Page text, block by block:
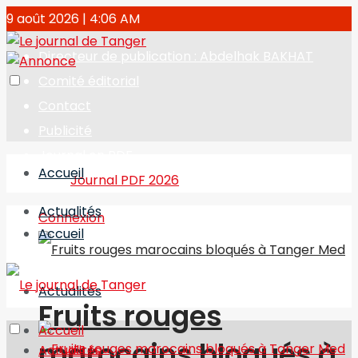
9 août 2026 | 4:06 AM
Directeur de publication : Abdelhak BAKHAT
Journal PDF 2026
Connexion
Accueil
Actualités
Fruits rouges
Accueil
Actualités
Accueil
Actualités